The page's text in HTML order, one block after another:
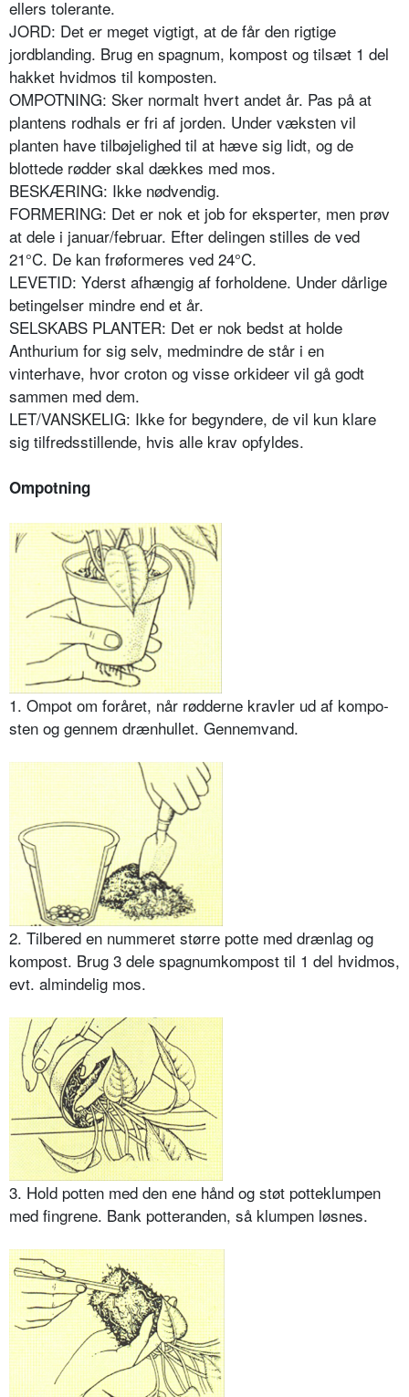
ellers tolerante.
JORD: Det er meget vigtigt, at de får den rigtige
jordblanding. Brug en spagnum, kompost og tilsæt 1 del
hakket hvidmos til komposten.
OMPOTNING: Sker normalt hvert andet år. Pas på at
plantens rodhals er fri af jorden. Under væksten vil
planten have tilbøjelighed til at hæve sig lidt, og de
blottede rødder skal dækkes med mos.
BESKÆRING: Ikke nødvendig.
FORMERING: Det er nok et job for eksperter, men prøv
at dele i januar/februar. Efter delingen stilles de ved
21°C. De kan frøformeres ved 24°C.
LEVETID: Yderst afhængig af forholdene. Under dårlige
betingelser mindre end et år.
SELSKABS PLANTER: Det er nok bedst at holde
Anthurium for sig selv, medmindre de står i en
vinterhave, hvor croton og visse orkideer vil gå godt
sammen med dem.
LET/VANSKELIG: Ikke for begyndere, de vil kun klare
sig tilfredsstillende, hvis alle krav opfyldes.
Ompotning
1. Ompot om foråret, når rød­derne kravler ud af kompo­
sten og gennem drænhullet. Gennemvand.
2. Tilbered en nummeret større potte med drænlag og
kompost. Brug 3 dele spagnumkompost til 1 del hvid­mos,
evt. almindelig mos.
3. Hold potten med den ene hånd og støt potteklumpen
med fingrene. Bank potteranden, så klumpen løsnes.